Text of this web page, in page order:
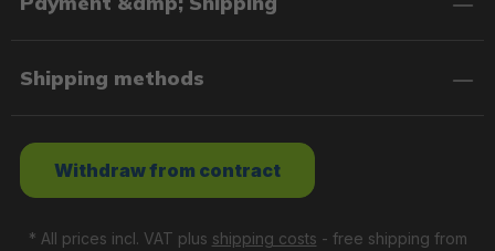
Shipping methods
Withdraw from contract
* All prices incl. VAT plus shipping costs - free shipping from